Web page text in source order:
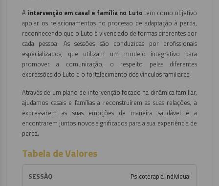
A intervenção em casal e família no Luto tem como objetivo
apoiar os relacionamentos no processo de adaptação à perda,
reconhecendo que o Luto é vivenciado de formas diferentes por
cada pessoa. As sessões são conduzidas por profissionais
especializados, que utilizam um modelo integrativo para
promover a comunicação, o respeito pelas diferentes
expressões do Luto e o fortalecimento dos vínculos familiares.
Através de um plano de intervenção focado na dinâmica familiar,
ajudamos casais e famílias a reconstruírem as suas relações, a
expressarem as suas emoções de maneira saudável e a
encontrarem juntos novos significados para a sua experiência de
perda.
Tabela de Valores
Psicoterapia Individual